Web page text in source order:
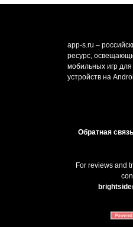
app-s.ru –
ресурс,
мобильных игр для
устройств на
Обратная
For reviews and